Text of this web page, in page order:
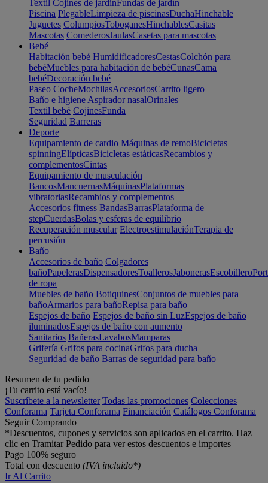
Textil Cojines de jardín Fundas de jardín
Piscina PlegableLimpieza de piscinasDuchaHinchable
Juguetes ColumpiosToboganesHinchablesCasitas
Mascotas ComederosJaulasCasetas para mascotas
Bebé
Habitación bebé HumidificadoresCestasColchón para
bebéMuebles para habitación de bebéCunasCama
bebéDecoración bebé
Paseo CocheMochilasAccesoriosCarrito ligero
Baño e higiene Aspirador nasalOrinales
Textil bebé CojinesFunda
Seguridad Barreras
Deporte
Equipamiento de cardio Máquinas de remoBicicletas
spinningElípticasBicicletas estáticasRecambios y
complementosCintas
Equipamiento de musculación
BancosMancuernasMáquinasPlataformas
vibratoriasRecambios y complementos
Accesorios fitness BandasBarrasPlataforma de
stepCuerdasBolas y esferas de equilibrio
Recuperación muscular ElectroestimulaciónTerapia de
percusión
Baño
Accesorios de baño Colgadores
bañoPapelerasDispensadoresToallerosJabonerasEscobillero
de ropa
Muebles de baño BotiquinesConjuntos de muebles para
bañoArmarios para bañoRepisa para baño
Espejos de baño Espejos de baño sin LuzEspejos de baño
iluminadosEspejos de baño con aumento
Sanitarios BañerasLavabosMamparas
Grifería Grifos para cocinaGrifos para ducha
Seguridad de baño Barras de seguridad para baño
Resumen de tu pedido
¡Tu carrito está vacío!
Suscríbete a la newsletter Todas las promociones Colecciones
Conforama Tarjeta Conforama Financiación Catálogos Conforama
Seguir Comprando
*Descuentos, cupones y servicios son aplicados en el carrito. Haz
clic en Tramitar Pedido para ver estos descuentos e importes
Pago 100% seguro
Total con descuento (IVA incluido*)
Ir Al Carrito